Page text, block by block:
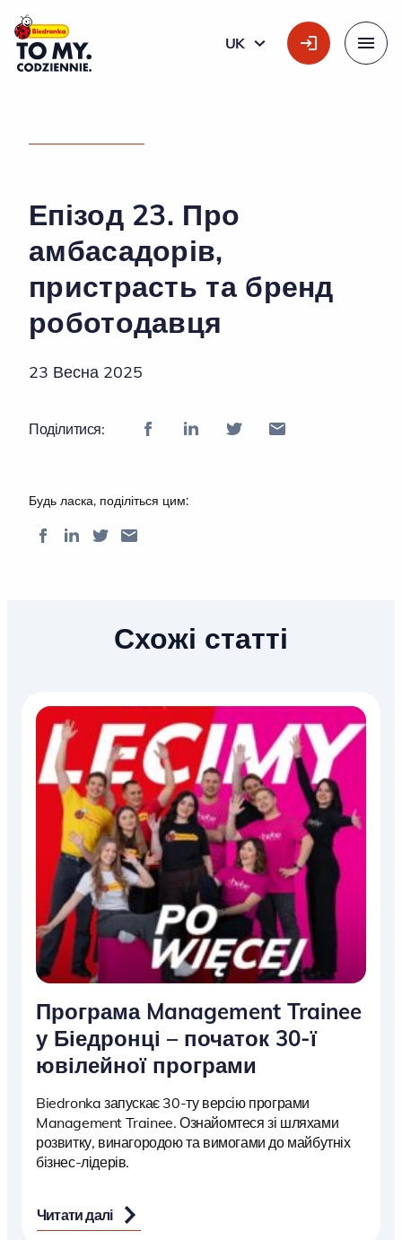
Головний логотип
UK
УКРАЇНСЬКА
Епізод 23. Про
амбасадорів,
пристрасть та бренд
роботодавця
23 Весна 2025
Поділитися:
Будь ласка, поділіться цим:
Схожі статті
Програма Management Trainee
у Біедронці – початок 30-ї
ювілейної програми
Biedronka запускає 30-ту версію програми
Management Trainee. Ознайомтеся зі шляхами
розвитку, винагородою та вимогами до майбутніх
бізнес-лідерів.
Читати далі